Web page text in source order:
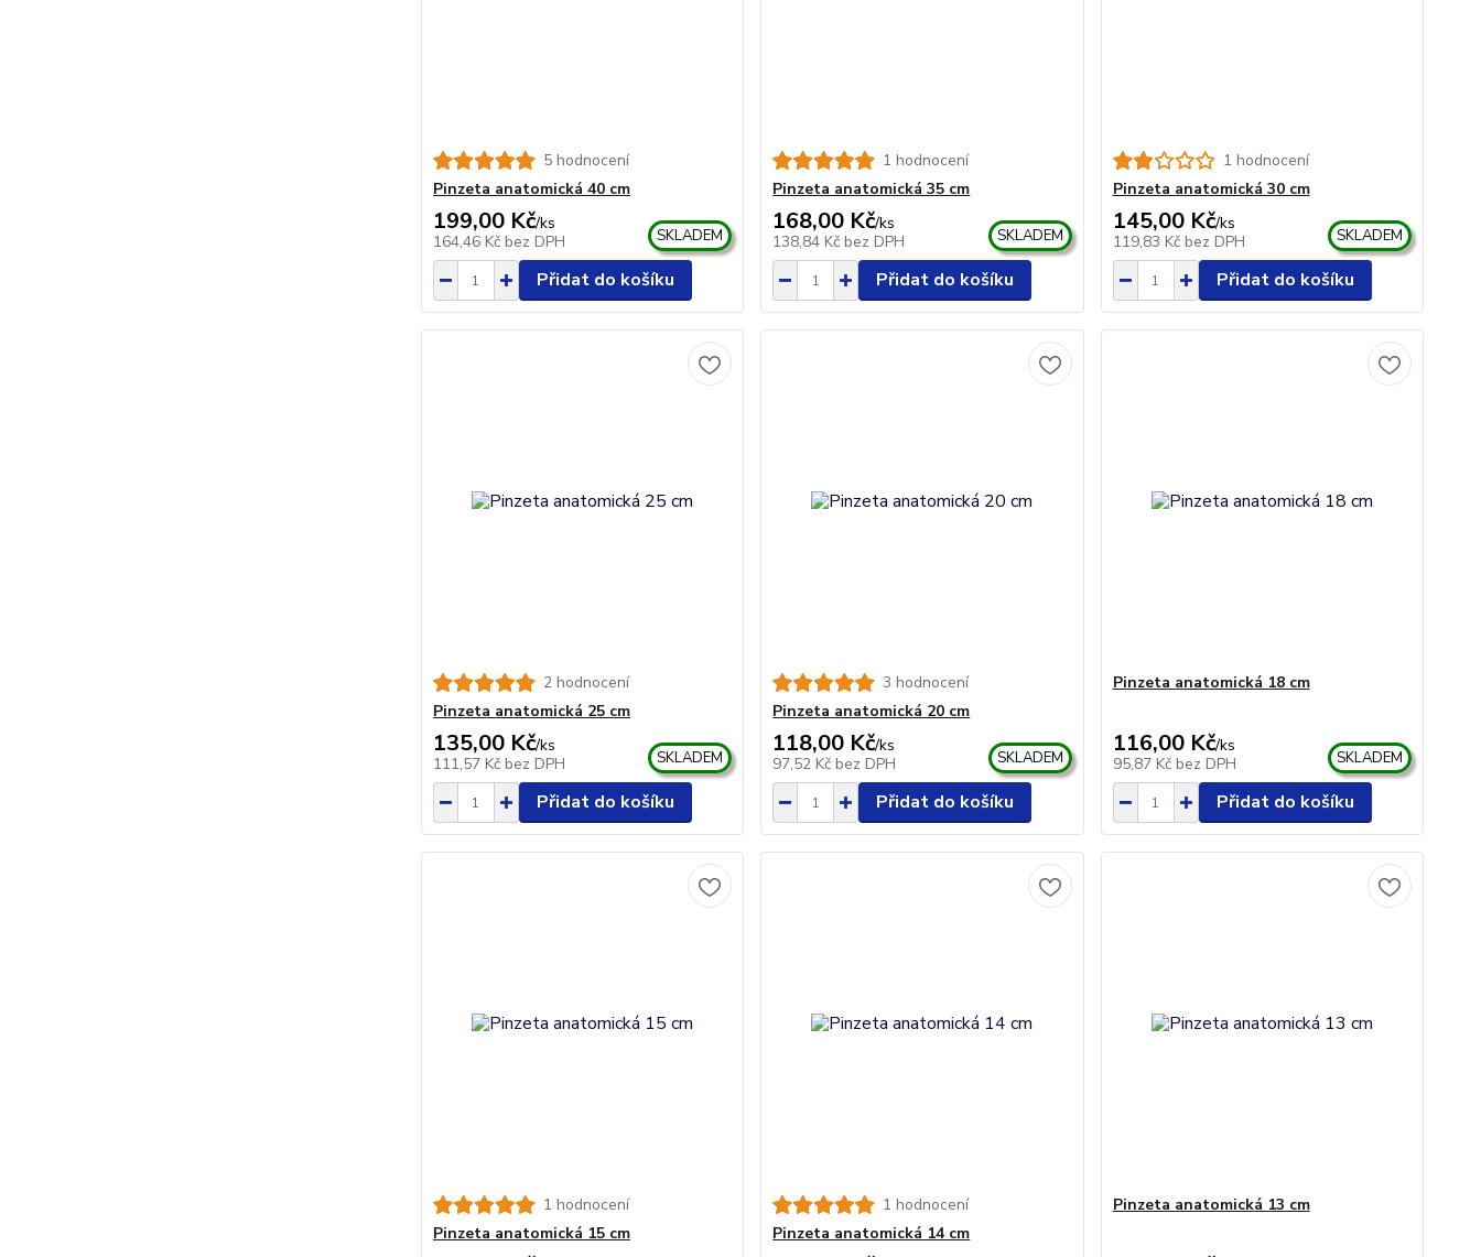
5 hodnocení
Pinzeta anatomická 40 cm
199,00 Kč/ks
164,46 Kč bez DPH SKLADEM
Přidat do košíku
1 hodnocení
Pinzeta anatomická 35 cm
168,00 Kč/ks
138,84 Kč bez DPH SKLADEM
Přidat do košíku
1 hodnocení
Pinzeta anatomická 30 cm
145,00 Kč/ks
119,83 Kč bez DPH SKLADEM
Přidat do košíku
2 hodnocení
Pinzeta anatomická 25 cm
135,00 Kč/ks
111,57 Kč bez DPH SKLADEM
Přidat do košíku
3 hodnocení
Pinzeta anatomická 20 cm
118,00 Kč/ks
97,52 Kč bez DPH SKLADEM
Přidat do košíku
Pinzeta anatomická 18 cm
116,00 Kč/ks
95,87 Kč bez DPH SKLADEM
Přidat do košíku
1 hodnocení
Pinzeta anatomická 15 cm
1 hodnocení
Pinzeta anatomická 14 cm
Pinzeta anatomická 13 cm